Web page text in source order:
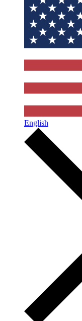
English